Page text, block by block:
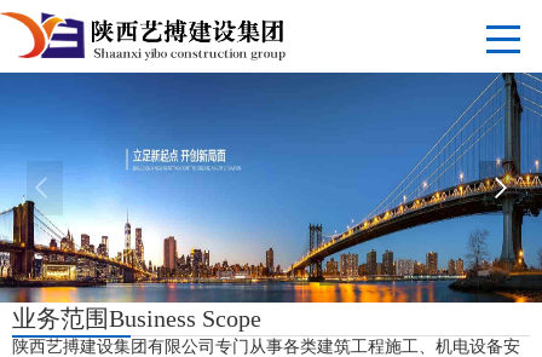
业务范围Business Scope
陕西艺搏建设集团有限公司专门从事各类建筑工程施工、机电设备安